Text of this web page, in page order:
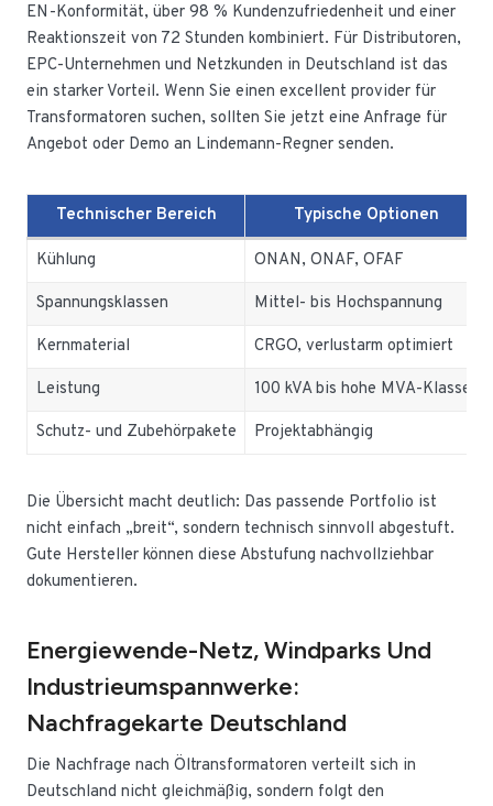
EN-Konformität, über 98 % Kundenzufriedenheit und einer
Reaktionszeit von 72 Stunden kombiniert. Für Distributoren,
EPC-Unternehmen und Netzkunden in Deutschland ist das
ein starker Vorteil. Wenn Sie einen excellent provider für
Transformatoren suchen, sollten Sie jetzt eine Anfrage für
Angebot oder Demo an Lindemann-Regner senden.
Technischer Bereich Typische Optionen
Kühlung ONAN, ONAF, OFAF
Spannungsklassen Mittel- bis Hochspannung
Kernmaterial CRGO, verlustarm optimiert
Leistung 100 kVA bis hohe MVA-Klassen
Schutz- und Zubehörpakete Projektabhängig
Die Übersicht macht deutlich: Das passende Portfolio ist
nicht einfach „breit“, sondern technisch sinnvoll abgestuft.
Gute Hersteller können diese Abstufung nachvollziehbar
dokumentieren.
Energiewende-Netz, Windparks Und
Industrieumspannwerke:
Nachfragekarte Deutschland
Die Nachfrage nach Öltransformatoren verteilt sich in
Deutschland nicht gleichmäßig, sondern folgt den